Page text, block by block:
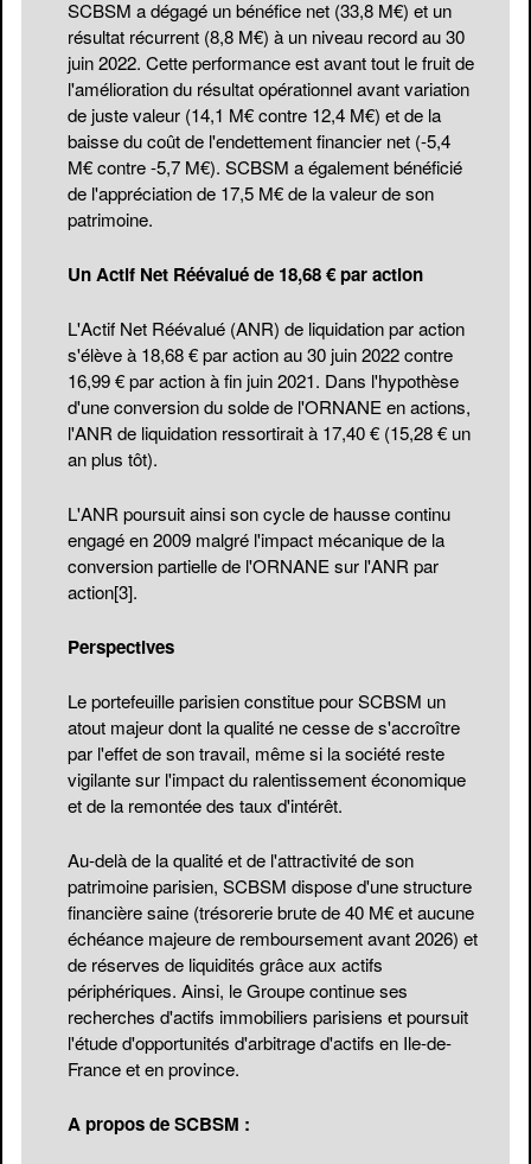
SCBSM a dégagé un bénéfice net (33,8 M€) et un
résultat récurrent (8,8 M€) à un niveau record au 30
juin 2022. Cette performance est avant tout le fruit de
l'amélioration du résultat opérationnel avant variation
de juste valeur (14,1 M€ contre 12,4 M€) et de la
baisse du coût de l'endettement financier net (-5,4
M€ contre -5,7 M€). SCBSM a également bénéficié
de l'appréciation de 17,5 M€ de la valeur de son
patrimoine.
Un Actif Net Réévalué de 18,68 € par action
L'Actif Net Réévalué (ANR) de liquidation par action
s'élève à 18,68 € par action au 30 juin 2022 contre
16,99 € par action à fin juin 2021. Dans l'hypothèse
d'une conversion du solde de l'ORNANE en actions,
l'ANR de liquidation ressortirait à 17,40 € (15,28 € un
an plus tôt).
L'ANR poursuit ainsi son cycle de hausse continu
engagé en 2009 malgré l'impact mécanique de la
conversion partielle de l'ORNANE sur l'ANR par
action[3].
Perspectives
Le portefeuille parisien constitue pour SCBSM un
atout majeur dont la qualité ne cesse de s'accroître
par l'effet de son travail, même si la société reste
vigilante sur l'impact du ralentissement économique
et de la remontée des taux d'intérêt.
Au-delà de la qualité et de l'attractivité de son
patrimoine parisien, SCBSM dispose d'une structure
financière saine (trésorerie brute de 40 M€ et aucune
échéance majeure de remboursement avant 2026) et
de réserves de liquidités grâce aux actifs
périphériques. Ainsi, le Groupe continue ses
recherches d'actifs immobiliers parisiens et poursuit
l'étude d'opportunités d'arbitrage d'actifs en Ile-de-
France et en province.
A propos de SCBSM :